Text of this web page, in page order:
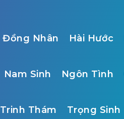
Đồng Nhân Hài Hước
Nam Sinh Ngôn Tình
Trinh Thám Trọng Sinh